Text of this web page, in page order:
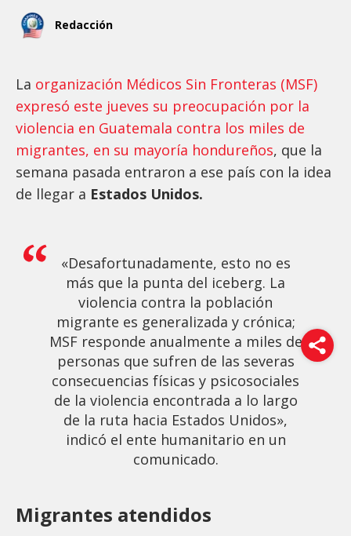
Redacción
La organización Médicos Sin Fronteras (MSF)
expresó este jueves su preocupación por la
violencia en Guatemala contra los miles de
migrantes, en su mayoría hondureños, que la
semana pasada entraron a ese país con la idea
de llegar a Estados Unidos.
«Desafortunadamente, esto no es
más que la punta del iceberg. La
violencia contra la población
migrante es generalizada y crónica;
MSF responde anualmente a miles de
personas que sufren de las severas
consecuencias físicas y psicosociales
de la violencia encontrada a lo largo
de la ruta hacia Estados Unidos»,
indicó el ente humanitario en un
comunicado.
Migrantes atendidos